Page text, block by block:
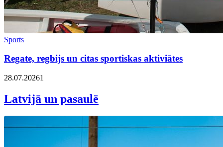
Sports
Regate, regbijs un citas sportiskas aktiviātes
28.07.20261
Latvijā un pasaulē